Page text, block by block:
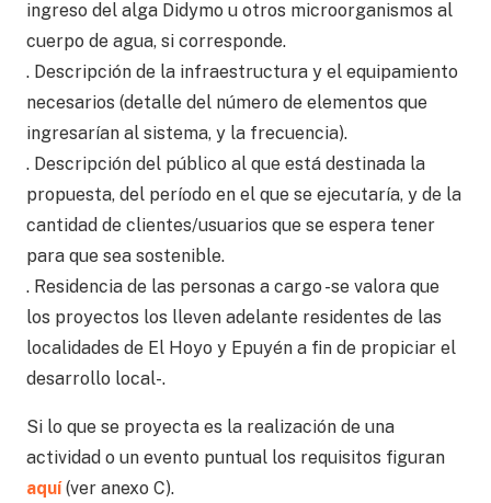
ingreso del alga Didymo u otros microorganismos al
cuerpo de agua, si corresponde.
. Descripción de la infraestructura y el equipamiento
necesarios (detalle del número de elementos que
ingresarían al sistema, y la frecuencia).
. Descripción del público al que está destinada la
propuesta, del período en el que se ejecutaría, y de la
cantidad de clientes/usuarios que se espera tener
para que sea sostenible.
. Residencia de las personas a cargo -se valora que
los proyectos los lleven adelante residentes de las
localidades de El Hoyo y Epuyén a fin de propiciar el
desarrollo local-.
Si lo que se proyecta es la realización de una
actividad o un evento puntual los requisitos figuran
aquí(ver anexo C).